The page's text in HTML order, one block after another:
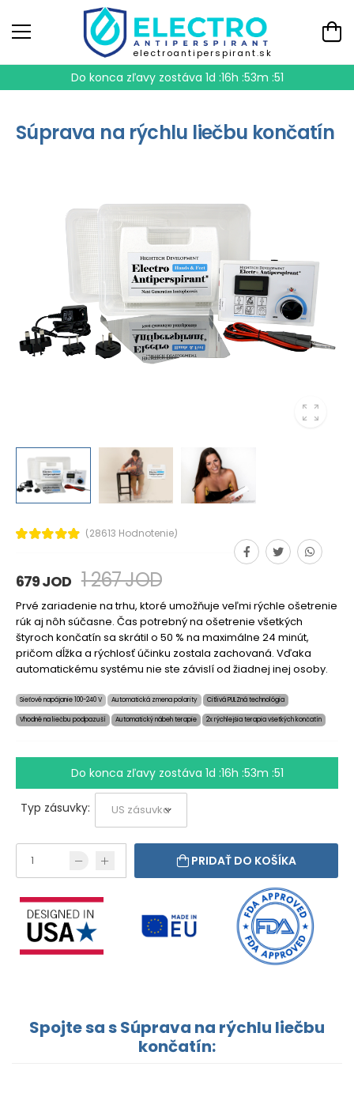
electroantiperspirant.sk
Do konca zľavy zostáva 1d :16h :53m :50
Súprava na rýchlu liečbu končatín
(28613 Hodnotenie)
679 JOD 1 267 JOD
Prvé zariadenie na trhu, ktoré umožňuje veľmi rýchle ošetrenie
rúk aj nôh súčasne. Čas potrebný na ošetrenie všetkých
štyroch končatín sa skrátil o 50 % na maximálne 24 minút,
pričom dĺžka a rýchlosť účinku zostala zachovaná. Vďaka
automatickému systému nie ste závislí od žiadnej inej osoby.
Sieťové napájanie 100-240 V Automatická zmena polarity Citlivá PULZná technológia
Vhodné na liečbu podpazuší Automatický nábeh terapie 2x rýchlejšia terapia všetkých končatín
Do konca zľavy zostáva 1d :16h :53m :50
Typ zásuvky:
PRIDAŤ DO KOŠÍKA
Spojte sa s Súprava na rýchlu liečbu
končatín: